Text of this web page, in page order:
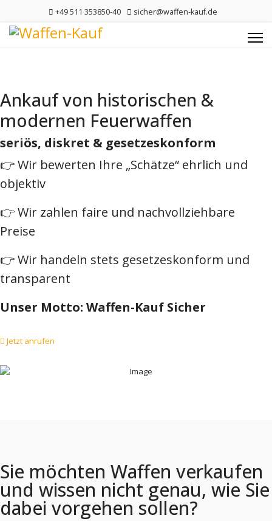
+49 511 353850-40 sicher@waffen-kauf.de
Ankauf von historischen &
modernen Feuerwaffen
seriös, diskret & gesetzeskonform
👉 Wir bewerten Ihre „Schätze“ ehrlich und
objektiv
👉 Wir zahlen faire und nachvollziehbare
Preise
👉 Wir handeln stets gesetzeskonform und
transparent
Unser Motto: Waffen-Kauf Sicher
Jetzt anrufen
Sie möchten Waffen verkaufen
und wissen nicht genau, wie Sie
dabei vorgehen sollen?